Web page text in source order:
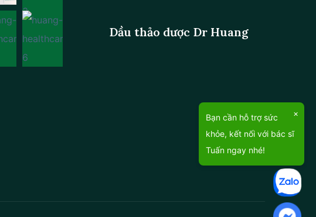
Bạn cần hỗ trợ sức
khỏe, kết nối với bác sĩ
Tuấn ngay nhé!
×
Dầu thảo dược Dr Huang